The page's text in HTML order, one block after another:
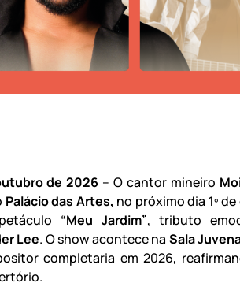
de 2026 – O cantor mineiro
Palácio das Artes, no próximo dia 1º
“Meu Jardim”, tributo
Lee. O show acontece na Sala
completaria em 2026,